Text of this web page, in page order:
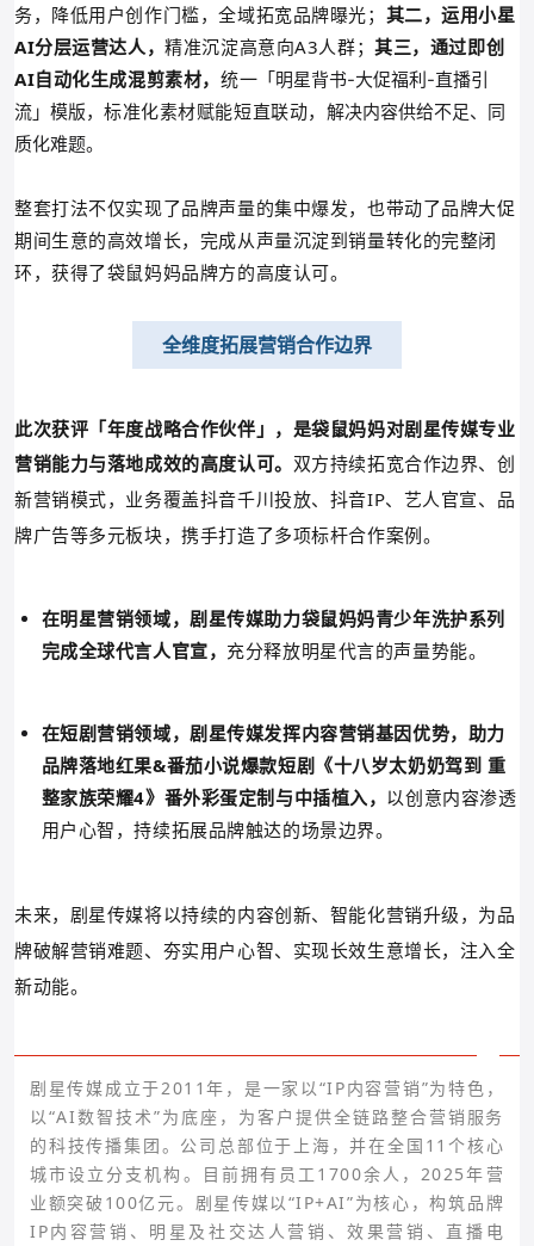
务，降低用户创作门槛，全域拓宽品牌曝光； 其二，运用小星
AI分层运营达人，精准沉淀高意向A3人群；其三，通过即创
AI自动化生成混剪素材， 统一 「明星背书-大促福利-直播引
流 」模版， 标准化素材赋能短直联动， 解决内容供给不足、同
质化难题。
整套打法不仅实现了品牌声量的集中爆发，也带动了品牌大促
期间生意的高效增长，完成从声量沉淀到销量转化的完整闭
环，获得了袋鼠妈妈品牌方的高度认可。
全维度拓展营销合作边界
此次获评「年度战略合作伙伴」，是袋鼠妈妈对剧星传媒专业
营销能力与落地成效的高度认可。 双方持续拓宽合作边界、创
新营销模式，业务覆盖抖音千川投放、抖音IP、艺人官宣、品
牌广告等多元板块，携手打造了多项标杆合作案例。
在明星营销领域，剧星传媒助力袋鼠妈妈青少年洗护系列
完成全球代言人官宣， 充分释放明星代言的声量势能。
在短剧营销领域，剧星传媒发挥内容营销基因优势，助力
品牌落地红果&番茄小说爆款短剧《十八岁太奶奶驾到 重
整家族荣耀4》番外彩蛋定制与中插植入， 以创意内容渗透
用户心智，持续拓展品牌触达的场景边界。
未来，剧星传媒将以持续的内容创新、智能化营销升级，为品
牌破解营销难题、夯实用户心智、实现长效生意增长，注入全
新动能。
剧星传媒成立于2011年，是一家以“IP内容营销”为特色，
以“AI数智技术”为底座，为客户提供全链路整合营销服务
的科技传播集团。公司总部位于上海，并在全国11个核心
城市设立分支机构。目前拥有员工1700余人，2025年营
业额突破100亿元。剧星传媒以“IP+AI”为核心，构筑品牌
IP内容营销、明星及社交达人营销、效果营销、直播电